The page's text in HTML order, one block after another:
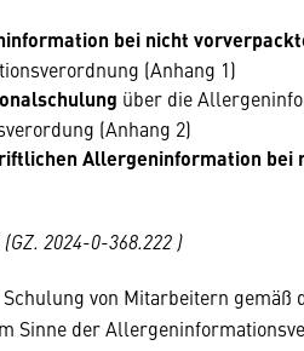
bei nicht
(Anhang 1)
über die
(Anhang 2)
Allergeninformation bei
2024-0-368.222 )
von Mitarbeitern gemäß
Sinne der